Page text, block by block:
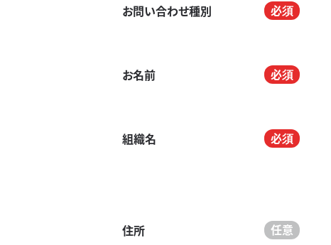
お問い合わせ種別
お名前
組織名
住所